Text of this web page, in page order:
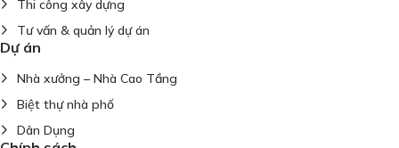
Thi công xây dựng
Tư vấn & quản lý dự án
Dự án
Nhà xưởng – Nhà Cao Tầng
Biệt thự nhà phố
Dân Dụng